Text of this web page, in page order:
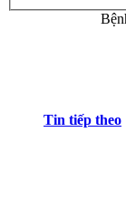
Tin tiếp theo